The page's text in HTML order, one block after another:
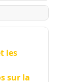
les
sur la